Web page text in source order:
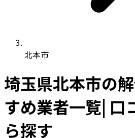
北本市
埼玉県北本市の
すめ業者一覧| 口
ら探す